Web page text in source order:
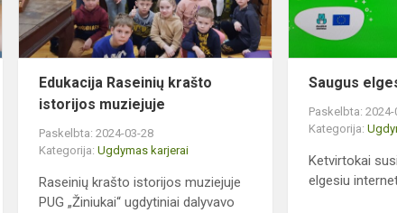
namus
„Vilija“
Edukacija Raseinių krašto
istorijos muziejuje
Paskelbta: 2024-03-28
Kategorija:Ugdymas karjerai
Raseinių krašto istorijos muziejuje
PUG „Žiniukai“ ugdytiniai dalyvavo
Saugus
Paskelbta: 2024-
Kategorija:
Ketvirtokai
elgesiu